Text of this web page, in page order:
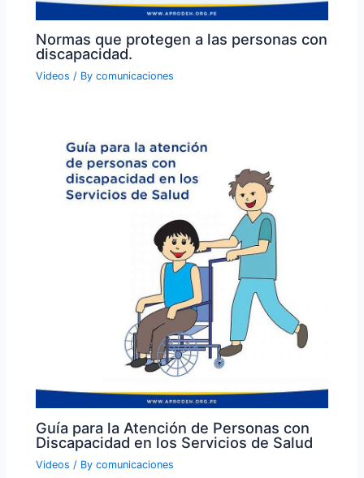
Normas que protegen a las personas con
discapacidad.
Videos / Bycomunicaciones
Guía para la Atención de Personas con
Discapacidad en los Servicios de Salud
Videos / Bycomunicaciones